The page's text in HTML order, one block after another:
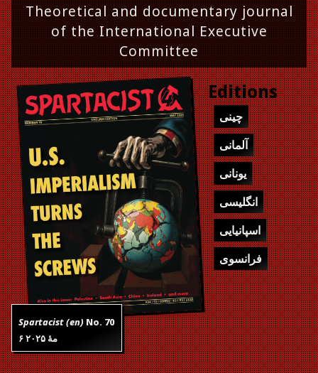
Theoretical and documentary journal
of the International Executive
Committee
Spartacist (en) No. 70
۶ مهٔ ۲۰۲۵
Editions
چینی
آلمانی
یونانی
انگلیسی
اسپانیایی
فرانسوی